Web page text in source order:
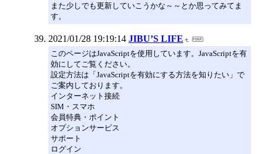
また少しでも更新していこうかな～～とか思ってみてま
す。
2021/01/28 19:19:14 JIBU’S LIFE
このページはJavaScriptを使用しています。JavaScriptを有
効にしてご覧ください。
設定方法は「JavaScriptを有効にする方法を知りたい」で
ご案内しております。
インターネット接続
SIM・スマホ
会員特典・ポイント
オプションサービス
サポート
ログイン